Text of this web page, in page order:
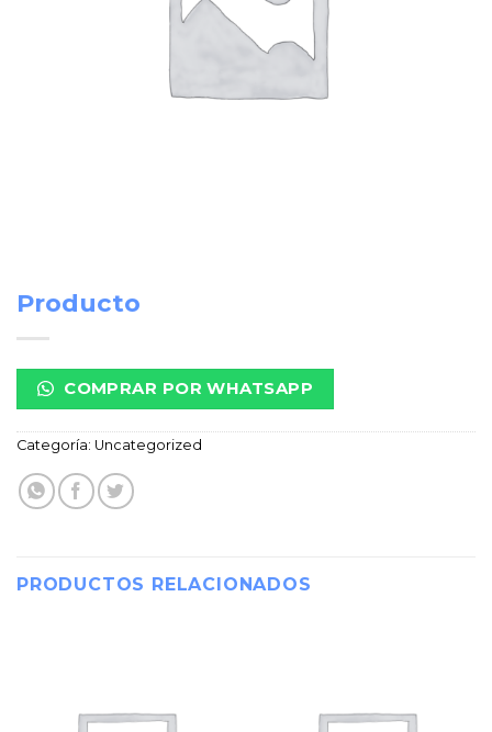
Producto
COMPRAR POR WHATSAPP
Categoría: Uncategorized
PRODUCTOS RELACIONADOS